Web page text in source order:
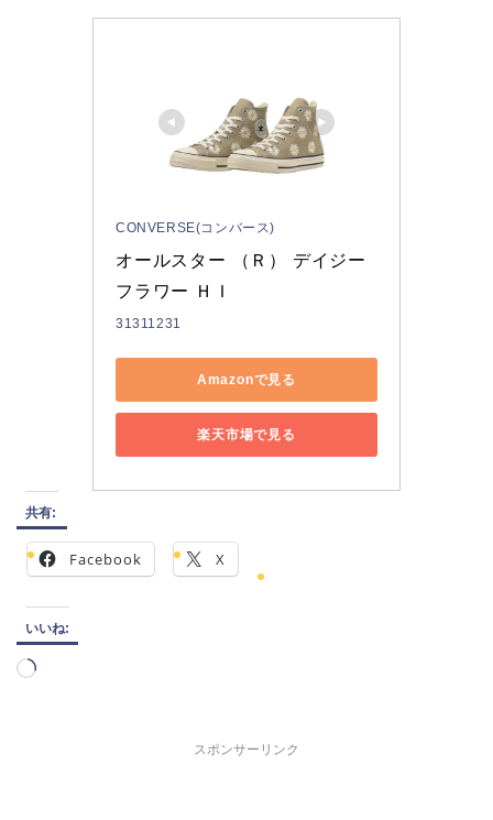
CONVERSE(コンバース)
オールスター （Ｒ） デイジー
フラワー ＨＩ
31311231
Amazonで見る
楽天市場で見る
共有:
Facebook X
いいね:
読
スポンサーリンク